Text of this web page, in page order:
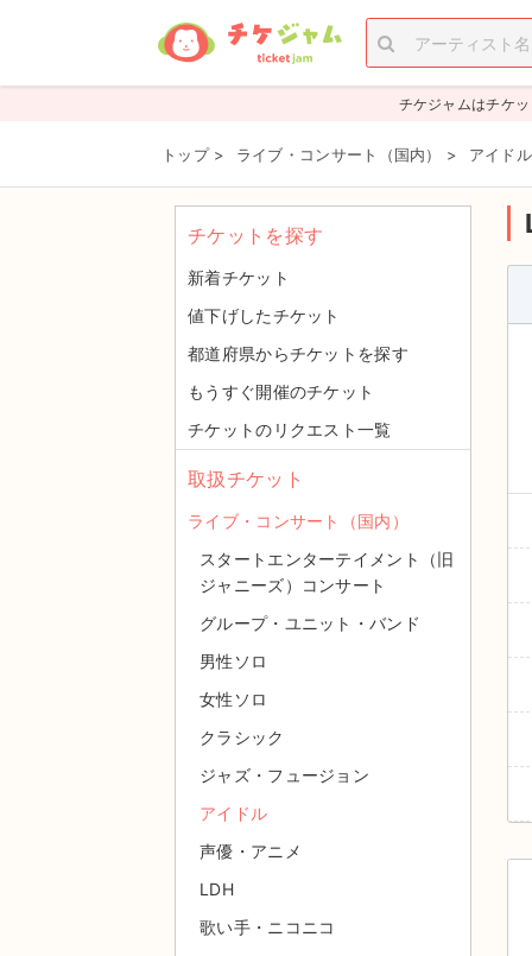
チケジャムはチケ
トップ > ライブ・コンサート（国内） > アイドル
チケットを探す
新着チケット
値下げしたチケット
都道府県からチケットを探す
もうすぐ開催のチケット
チケットのリクエスト一覧
取扱チケット
ライブ・コンサート（国内）
スタートエンターテイメント（旧
ジャニーズ）コンサート
グループ・ユニット・バンド
男性ソロ
女性ソロ
クラシック
ジャズ・フュージョン
アイドル
声優・アニメ
LDH
歌い手・ニコニコ